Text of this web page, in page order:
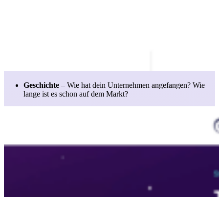
Geschichte – Wie hat dein Unternehmen angefangen? Wie
lange ist es schon auf dem Markt?